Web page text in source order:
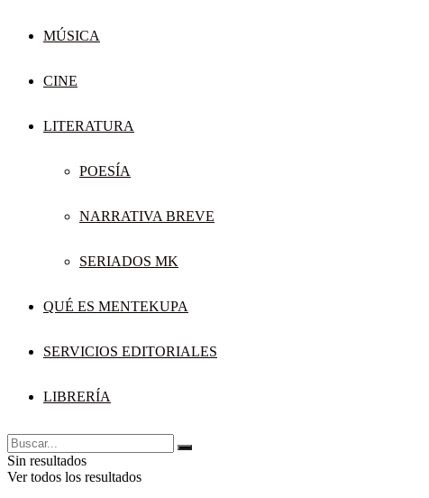
MÚSICA
CINE
LITERATURA
POESÍA
NARRATIVA BREVE
SERIADOS MK
QUÉ ES MENTEKUPA
SERVICIOS EDITORIALES
LIBRERÍA
Sin resultados
Ver todos los resultados